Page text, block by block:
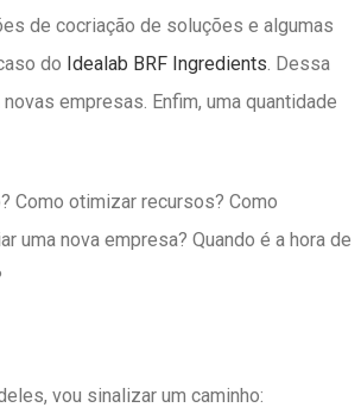
de cocriação de soluções e algumas
do Idealab BRF Ingredients. Dessa
empresas. Enfim, uma quantidade
Como otimizar recursos? Como
uma nova empresa? Quando é a hora de
vou sinalizar um caminho: